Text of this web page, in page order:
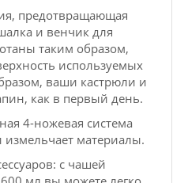
предотвращающая
и венчик для
таким образом,
используемых
ваши кастрюли и
как в первый день.
4-ножевая система
материалы.
с чашей